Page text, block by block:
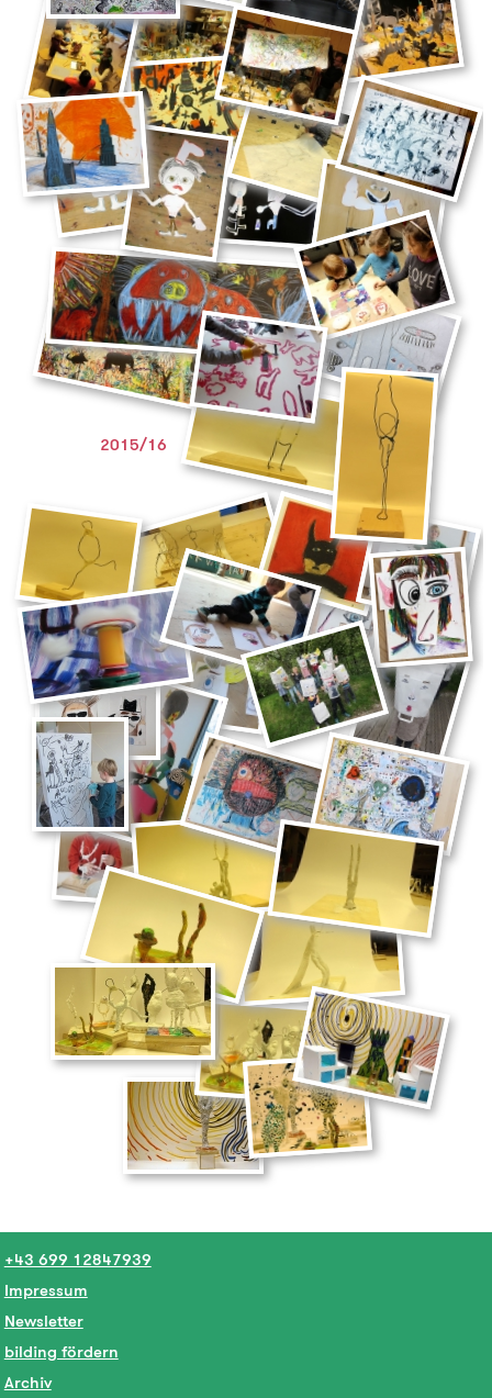
2015/16
+43 699 12847939
Impressum
Newsletter
bilding fördern
Archiv